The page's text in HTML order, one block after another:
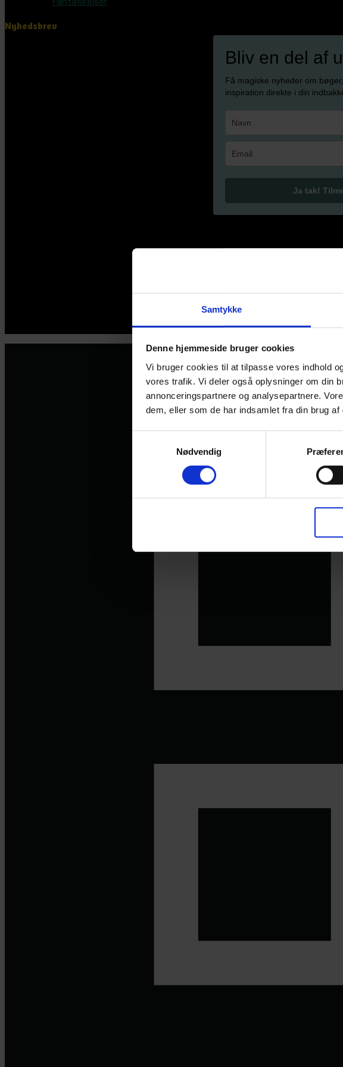
Samtykke
Denne hjemmeside bruger cookies
Vi bruger cookies til at tilpasse vores indhold
vores trafik. Vi deler også oplysninger om din
annonceringspartnere og analysepartnere.
dem, eller som de har indsamlet fra din brug af
Nødvendig
Nyhedsbrev
Bliv en del af
Få magiske nyheder om
inspiration direkte i din
Ja tak!
26639670